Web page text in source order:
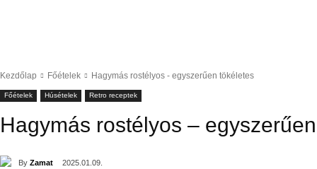
Kezdőlap Főételek Hagymás rostélyos - egyszerűen tökéletes
Főételek Húsételek Retro receptek
Hagymás rostélyos –
By Zamat 2025.01.09.